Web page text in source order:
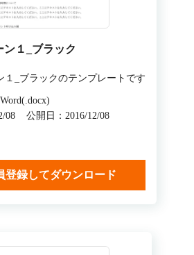
ン１_ブラック
１_ブラックのテンプレートです
08
公開日：2016/12/08
登録してダウンロード